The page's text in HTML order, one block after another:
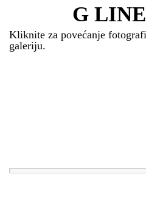
G
Kliknite za povećanje
galeriju.